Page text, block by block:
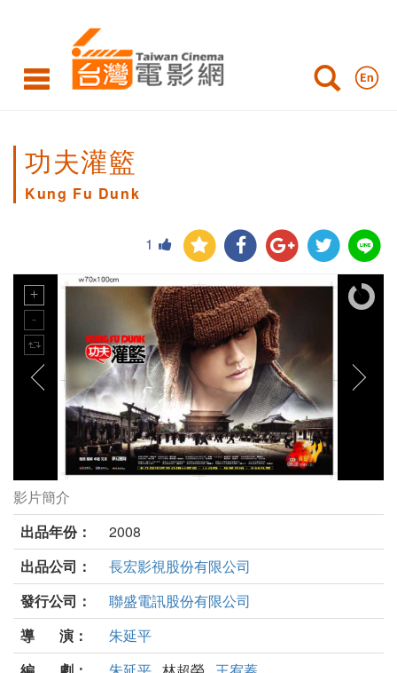
功夫灌籃
Kung Fu Dunk
1
功夫灌籃劇照
影片簡介
出品年份：
2008
出品公司：
長宏影視股份有限公司
發行公司：
聯盛電訊股份有限公司
導 演：
朱延平